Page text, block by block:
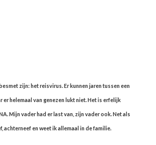
zijn: het reisvirus. Er kunnen jaren tussen een
er helemaal van genezen lukt niet. Het is erfelijk
Mijn vader had er last van, zijn vader ook. Net als
achterneef en weet ik allemaal in de familie.